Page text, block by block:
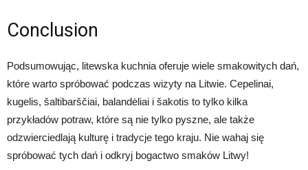
Conclusion
Podsumowując, litewska kuchnia oferuje wiele smakowitych dań,
które warto spróbować podczas wizyty na Litwie. Cepelinai,
kugelis, šaltibarščiai, balandėliai i šakotis to tylko kilka
przykładów potraw, które są nie tylko pyszne, ale także
odzwierciedlają kulturę i tradycje tego kraju. Nie wahaj się
spróbować tych dań i odkryj bogactwo smaków Litwy!